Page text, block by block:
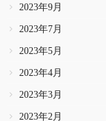
2023年9月
2023年7月
2023年5月
2023年4月
2023年3月
2023年2月